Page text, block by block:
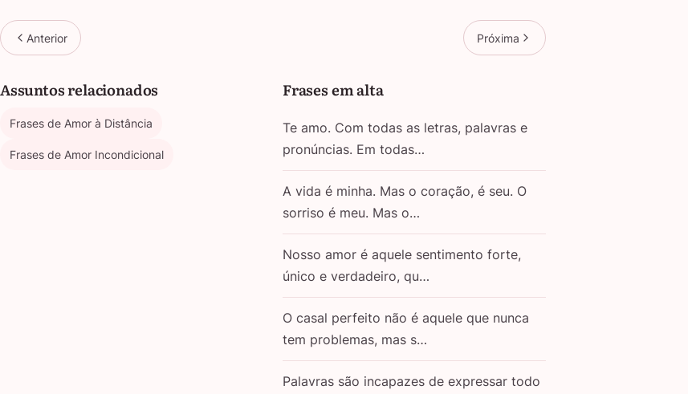
Anterior Próxima
Assuntos relacionados
Frases de Amor à Distância
Frases de Amor Incondicional
Frases em alta
Te amo. Com todas as letras, palavras e
pronúncias. Em todas…
A vida é minha. Mas o coração, é seu. O
sorriso é meu. Mas o…
Nosso amor é aquele sentimento forte,
único e verdadeiro, qu…
O casal perfeito não é aquele que nunca
tem problemas, mas s…
Palavras são incapazes de expressar todo